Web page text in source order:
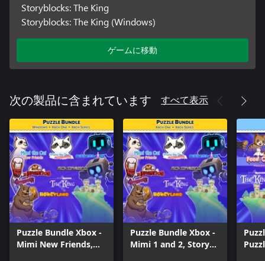
Storyblocks: The King
Storyblocks: The King (Windows)
ゲームに移動
次の製品に含まれています すべて表示
Puzzle Bundle Xbox -
Mimi New Friends,
Puzzle Bundle Xbox -
Mimi 1 and 2, Story